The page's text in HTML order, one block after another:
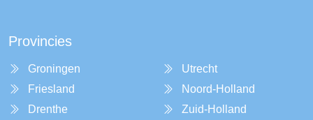
Provincies
Groningen
Friesland
Drenthe
Utrecht
Noord-Holland
Zuid-Holland